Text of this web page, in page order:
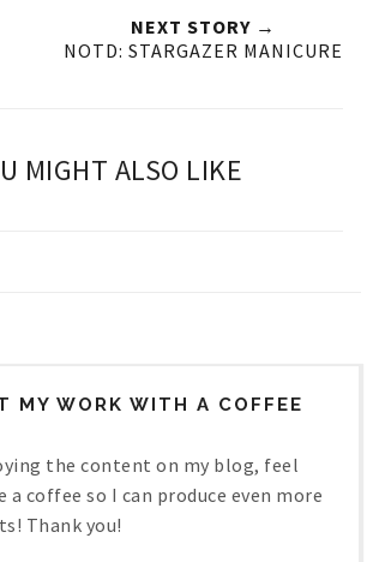
NEXT STORY →
NOTD: STARGAZER MANICURE
MIGHT ALSO LIKE
MY WORK WITH A COFFEE
the content on my blog, feel
a coffee so I can produce even more
Thank you!